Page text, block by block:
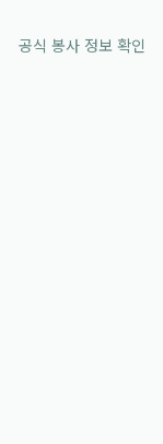
공식 봉사 정보 확인